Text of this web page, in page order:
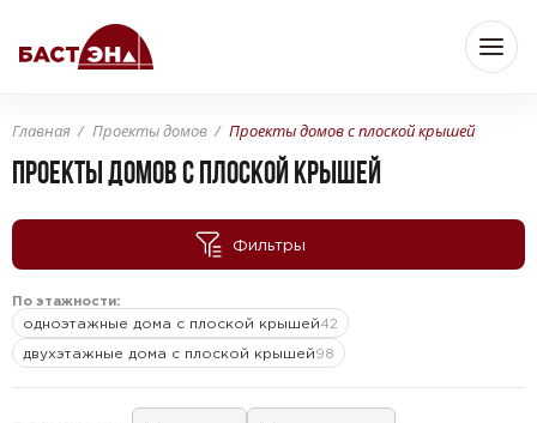
Главная Проекты домов Проекты домов с плоской крышей
ПРОЕКТЫ ДОМОВ С ПЛОСКОЙ КРЫШЕЙ
Фильтры
По этажности:
одноэтажные дома с плоской крышей42
двухэтажные дома с плоской крышей98
Бюджет
Площадь